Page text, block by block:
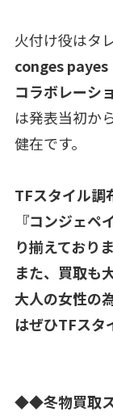
火付け役はタ
conges
コラボレーシ
は発表当初か
健在です。
TFスタイル調
『コンジェ
り揃えておりま
また、買取も
大人の女性の
はぜひTFスタ
◆◆冬物買取